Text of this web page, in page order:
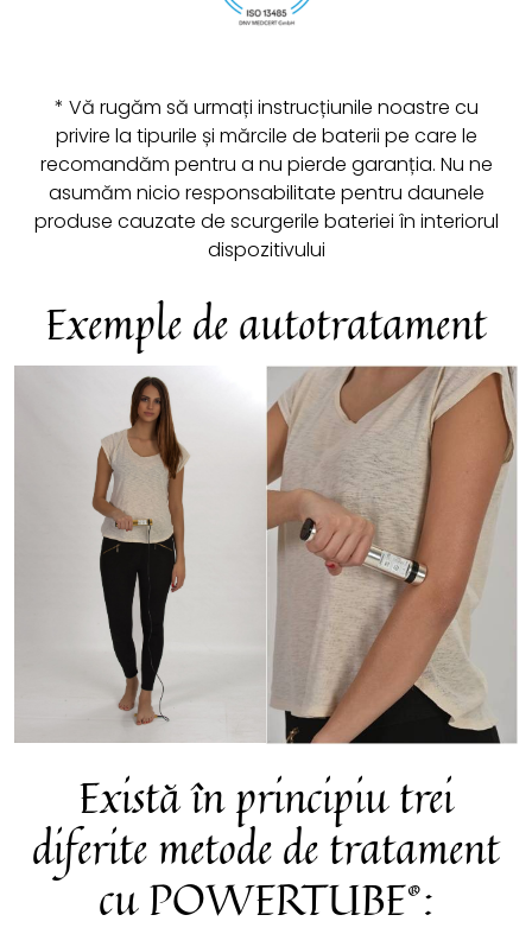
* Vă rugăm să urmați instrucțiunile noastre cu
privire la tipurile și mărcile de baterii pe care le
recomandăm pentru a nu pierde garanția. Nu ne
asumăm nicio responsabilitate pentru daunele
produse cauzate de scurgerile bateriei în interiorul
dispozitivului
Exemple de autotratament
Există în principiu trei
diferite metode de tratament​
cu POWERTUBE®: